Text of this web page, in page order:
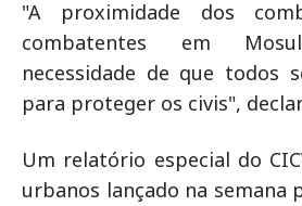
"A proximidade dos
combatentes em
necessidade de que todos
para proteger os civis",
Um relatório especial do
urbanos lançado na semana